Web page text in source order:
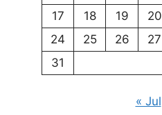
17
18 19 20
24
25 26 27
31
« Jul